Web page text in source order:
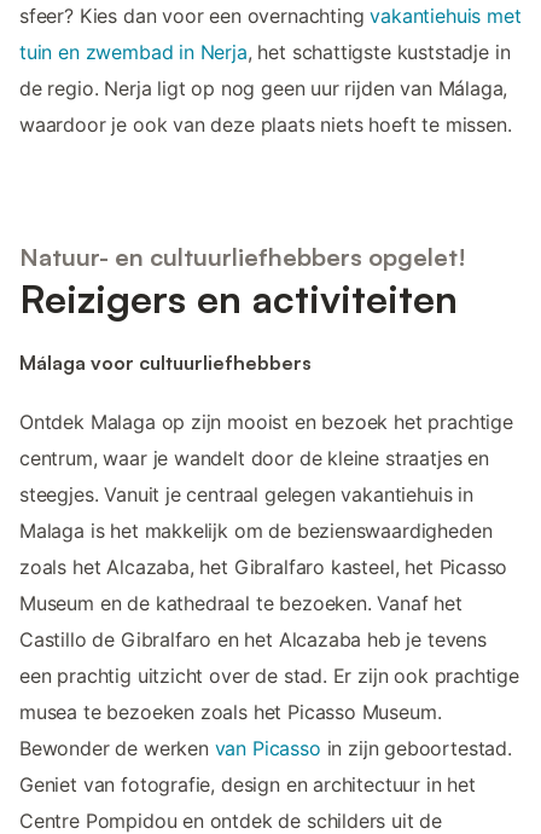
sfeer? Kies dan voor een overnachtingvakantiehuis met
tuin en zwembad in Nerja, het schattigste kuststadje in
de regio. Nerja ligt op nog geen uur rijden van Málaga,
waardoor je ook van deze plaats niets hoeft te missen.
Natuur- en cultuurliefhebbers opgelet!
Reizigers en activiteiten
Málaga voor cultuurliefhebbers
Ontdek Malaga op zijn mooist en bezoek het prachtige
centrum, waar je wandelt door de kleine straatjes en
steegjes. Vanuit je centraal gelegen vakantiehuis in
Malaga is het makkelijk om de bezienswaardigheden
zoals het Alcazaba, het Gibralfaro kasteel, het Picasso
Museum en de kathedraal te bezoeken. Vanaf het
Castillo de Gibralfaro en het Alcazaba heb je tevens
een prachtig uitzicht over de stad. Er zijn ook prachtige
musea te bezoeken zoals het Picasso Museum.
Bewonder de werken van Picasso in zijn geboortestad.
Geniet van fotografie, design en architectuur in het
Centre Pompidou en ontdek de schilders uit de